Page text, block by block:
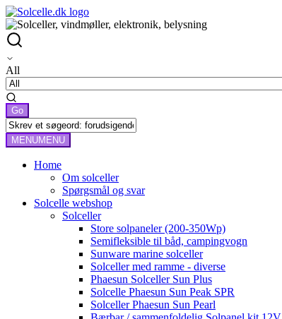
All
MENUMENU
Home
Om solceller
Spørgsmål og svar
Solcelle webshop
Solceller
Store solpaneler (200-350Wp)
Semifleksible til båd, campingvogn
Sunware marine solceller
Solceller med ramme - diverse
Phaesun Solceller Sun Plus
Solcelle Phaesun Sun Peak SPR
Solceller Phaesun Sun Pearl